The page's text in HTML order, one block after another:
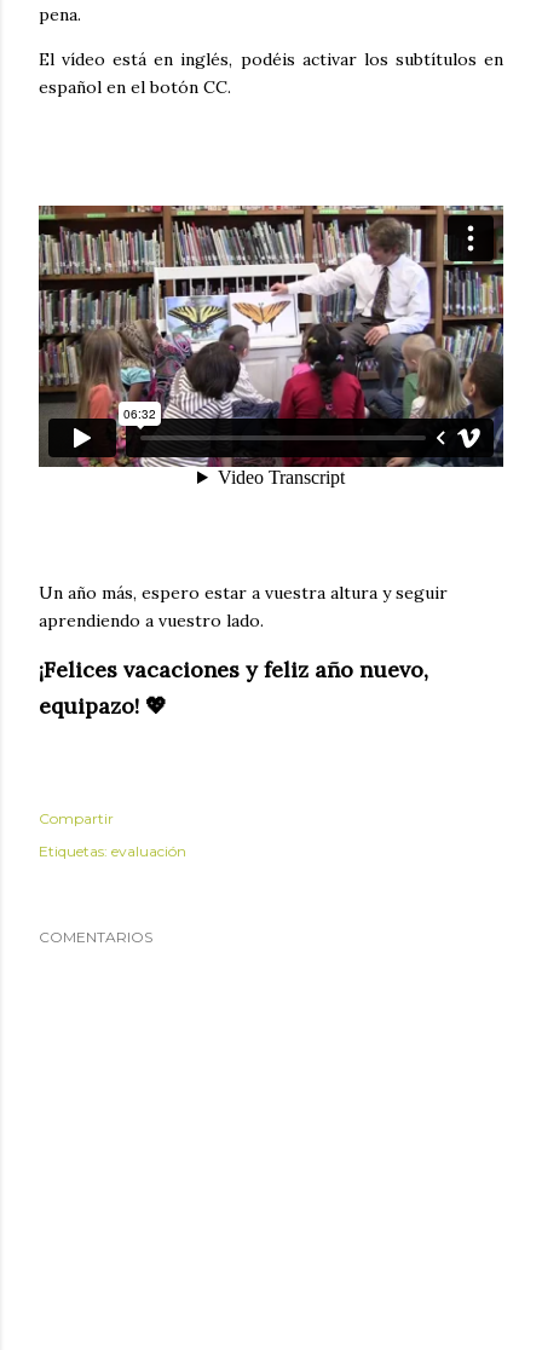
pena.
El vídeo está en inglés, podéis activar los subtítulos en
español en el botón CC.
Un año más, espero estar a vuestra altura y seguir
aprendiendo a vuestro lado.
¡Felices vacaciones y feliz año nuevo,
equipazo! 💖
Compartir
Etiquetas: evaluación
COMENTARIOS